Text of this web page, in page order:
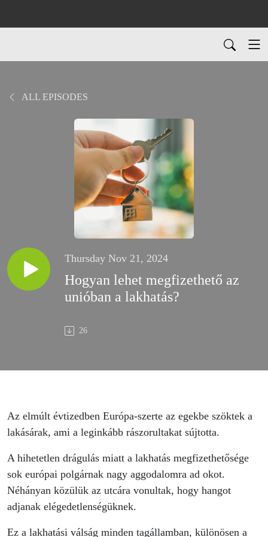
ALL EPISODES
Thursday Nov 21, 2024
Hogyan lehet megfizethető az
unióban a lakhatás?
26
Az elmúlt évtizedben Európa-szerte az egekbe szöktek a
lakásárak, ami a leginkább rászorultakat sújtotta.
A hihetetlen drágulás miatt a lakhatás megfizethetősége
sok európai polgárnak nagy aggodalomra ad okot.
Néhányan közülük az utcára vonultak, hogy hangot
adjanak elégedetlenségüknek.
Ez a lakhatási válság minden tagállamban, különösen a